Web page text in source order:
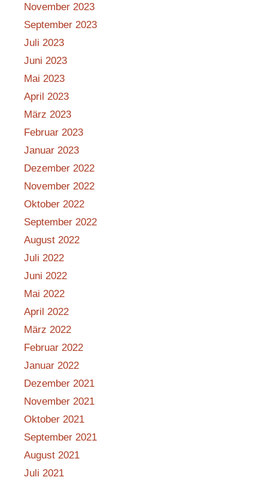
November 2023
September 2023
Juli 2023
Juni 2023
Mai 2023
April 2023
März 2023
Februar 2023
Januar 2023
Dezember 2022
November 2022
Oktober 2022
September 2022
August 2022
Juli 2022
Juni 2022
Mai 2022
April 2022
März 2022
Februar 2022
Januar 2022
Dezember 2021
November 2021
Oktober 2021
September 2021
August 2021
Juli 2021